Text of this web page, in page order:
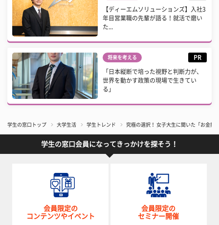
【ディーエムソリューションズ】入社3
年目営業職の先輩が語る！就活で磨い
た...
将来を考える PR
「日本縦断で培った視野と判断力が、
世界を動かす政策の現場で生きてい
る」
学生の窓口トップ 大学生活 学生トレンド 究極の選択！ 女子大生に聞いた「お金持
学生の窓口会員になってきっかけを探そう！
会員限定の
コンテンツやイベント
会員限定の
セミナー開催